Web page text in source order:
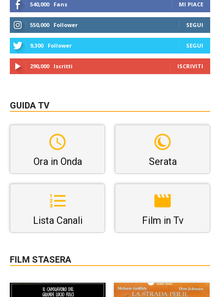
540,000 Fans MI PIACE
550,000 Follower SEGUI
9,300 Follower SEGUI
290,000 Iscritti ISCRIVITI
GUIDA TV
Ora in Onda Serata
Lista Canali Film in Tv
FILM STASERA